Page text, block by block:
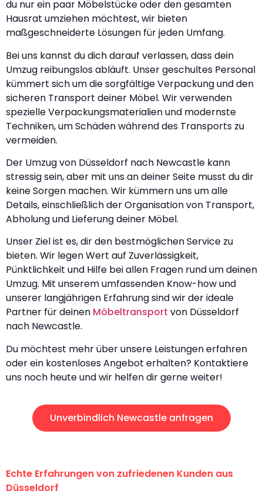
du nur ein paar Möbelstücke oder den gesamten
Hausrat umziehen möchtest, wir bieten
maßgeschneiderte Lösungen für jeden Umfang.
Bei uns kannst du dich darauf verlassen, dass dein
Umzug reibungslos abläuft. Unser geschultes Personal
kümmert sich um die sorgfältige Verpackung und den
sicheren Transport deiner Möbel. Wir verwenden
spezielle Verpackungsmaterialien und modernste
Techniken, um Schäden während des Transports zu
vermeiden.
Der Umzug von Düsseldorf nach Newcastle kann
stressig sein, aber mit uns an deiner Seite musst du dir
keine Sorgen machen. Wir kümmern uns um alle
Details, einschließlich der Organisation von Transport,
Abholung und Lieferung deiner Möbel.
Unser Ziel ist es, dir den bestmöglichen Service zu
bieten. Wir legen Wert auf Zuverlässigkeit,
Pünktlichkeit und Hilfe bei allen Fragen rund um deinen
Umzug. Mit unserem umfassenden Know-how und
unserer langjährigen Erfahrung sind wir der ideale
Partner für deinen Möbeltransport von Düsseldorf
nach Newcastle.
Du möchtest mehr über unsere Leistungen erfahren
oder ein kostenloses Angebot erhalten? Kontaktiere
uns noch heute und wir helfen dir gerne weiter!
Unverbindlich Newcastle anfragen
Echte Erfahrungen von zufriedenen Kunden aus
Düsseldorf